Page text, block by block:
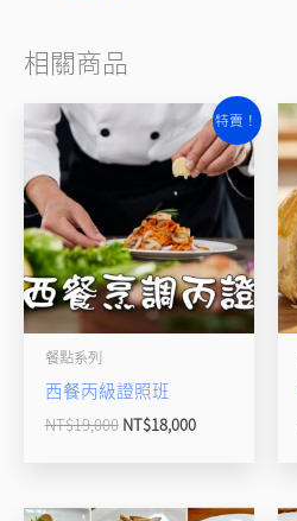
相關商品
特賣！
餐點系列
西餐丙級證照班
NT$19,000
價
格：
NT$19,000。
NT$18,000
目
前
價
格：
NT$18,000。